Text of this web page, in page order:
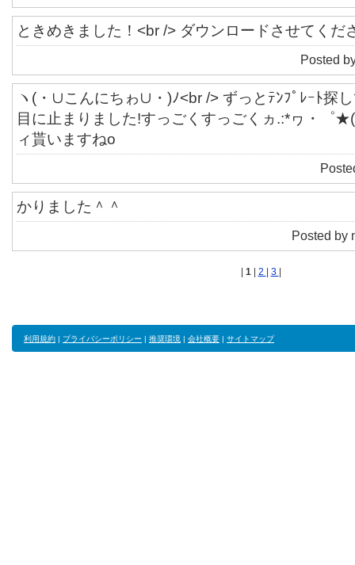
ときめきました！<br /> ダウンロードさせてく
Posted
ヽ(・∪こんにちゎ∪・)ﾉ<br /> ずっとﾃﾝﾌﾟﾚｰﾄ探
目に止まりました!すっごくすっごくヵ.:*ヮ・゜
ィ貰いますねo
かりました＾＾
Posted by
1 2 3
利用規約 | プライバシーポリシー | 推奨環境 | 会社概要 | サイトマップ